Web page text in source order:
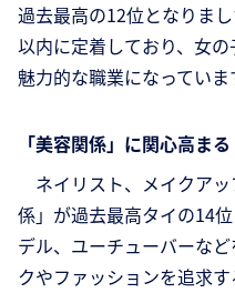
過去最高の12位となりま
以内に定着しており、女
魅力的な職業になっていま
「美容関係」に関心高まる
ネイリスト、メイクア
係」が過去最高タイの14
デル、ユーチューバーな
クやファッションを追求